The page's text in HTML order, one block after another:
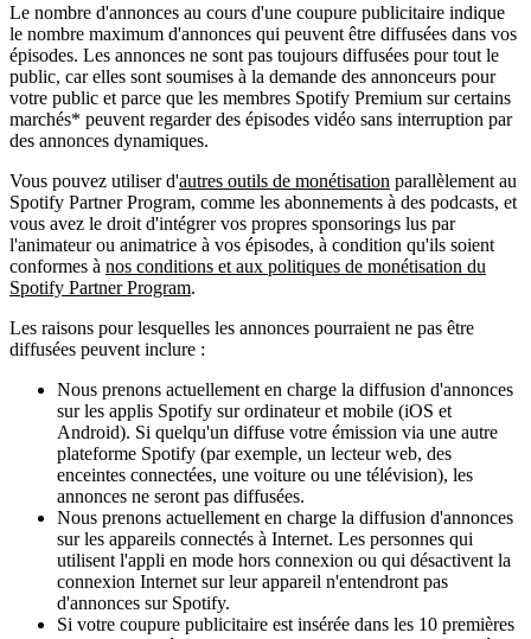
Le nombre d'annonces au cours d'une coupure publicitaire indique
le nombre maximum d'annonces qui peuvent être diffusées dans vos
épisodes. Les annonces ne sont pas toujours diffusées pour tout le
public, car elles sont soumises à la demande des annonceurs pour
votre public et parce que les membres Spotify Premium sur certains
marchés* peuvent regarder des épisodes vidéo sans interruption par
des annonces dynamiques.
Vous pouvez utiliser d'autres outils de monétisation parallèlement au
Spotify Partner Program, comme les abonnements à des podcasts, et
vous avez le droit d'intégrer vos propres sponsorings lus par
l'animateur ou animatrice à vos épisodes, à condition qu'ils soient
conformes à nos conditions et aux politiques de monétisation du
Spotify Partner Program.
Les raisons pour lesquelles les annonces pourraient ne pas être
diffusées peuvent inclure :
Nous prenons actuellement en charge la diffusion d'annonces
sur les applis Spotify sur ordinateur et mobile (iOS et
Android). Si quelqu'un diffuse votre émission via une autre
plateforme Spotify (par exemple, un lecteur web, des
enceintes connectées, une voiture ou une télévision), les
annonces ne seront pas diffusées.
Nous prenons actuellement en charge la diffusion d'annonces
sur les appareils connectés à Internet. Les personnes qui
utilisent l'appli en mode hors connexion ou qui désactivent la
connexion Internet sur leur appareil n'entendront pas
d'annonces sur Spotify.
Si votre coupure publicitaire est insérée dans les 10 premières